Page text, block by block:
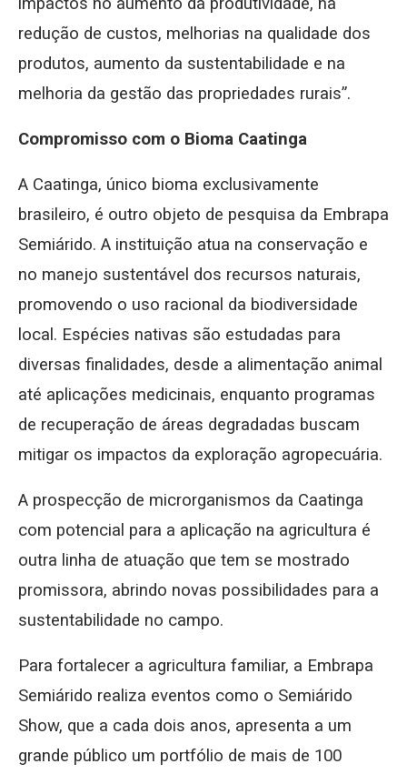
redução de custos, melhorias na qualidade dos
produtos, aumento da sustentabilidade e na
melhoria da gestão das propriedades rurais”.
Compromisso com o Bioma Caatinga
A Caatinga, único bioma exclusivamente
brasileiro, é outro objeto de pesquisa da Embrapa
Semiárido. A instituição atua na conservação e
no manejo sustentável dos recursos naturais,
promovendo o uso racional da biodiversidade
local. Espécies nativas são estudadas para
diversas finalidades, desde a alimentação animal
até aplicações medicinais, enquanto programas
de recuperação de áreas degradadas buscam
mitigar os impactos da exploração agropecuária.
A prospecção de microrganismos da Caatinga
com potencial para a aplicação na agricultura é
outra linha de atuação que tem se mostrado
promissora, abrindo novas possibilidades para a
sustentabilidade no campo.
Para fortalecer a agricultura familiar, a Embrapa
Semiárido realiza eventos como o Semiárido
Show, que a cada dois anos, apresenta a um
grande público um portfólio de mais de 100